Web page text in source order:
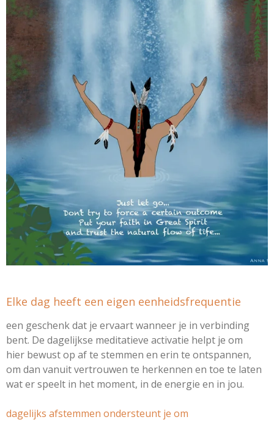
Elke dag heeft een eigen eenheidsfrequentie
een geschenk dat je ervaart wanneer je in verbinding
bent. De dagelijkse meditatieve activatie helpt je om
hier bewust op af te stemmen en erin te ontspannen,
om dan vanuit vertrouwen te herkennen en toe te laten
wat er speelt in het moment, in de energie en in jou.
dagelijks afstemmen ondersteunt je om